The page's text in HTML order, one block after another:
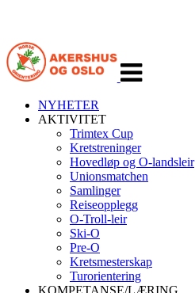
navigasjon
NYHETER
AKTIVITET
Trimtex Cup
Kretstreninger
Hovedløp og O-landsleir
Unionsmatchen
Samlinger
Reiseopplegg
O-Troll-leir
Ski-O
Pre-O
Kretsmesterskap
Turorientering
KOMPETANSE/LÆRING